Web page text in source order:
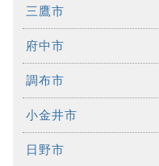
三鷹市
府中市
調布市
小金井市
日野市